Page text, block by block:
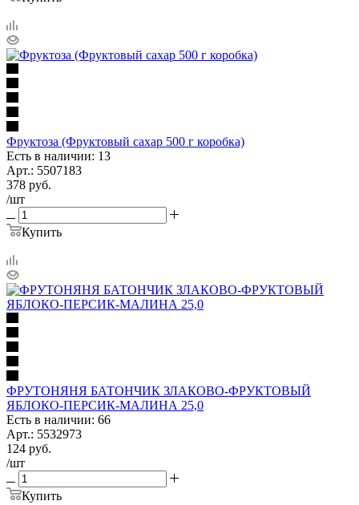
Фруктоза (Фруктовый сахар 500 г коробка)
Есть в наличии: 13
Арт.: 5507183
378 руб.
/шт
Купить
ФРУТОНЯНЯ БАТОНЧИК ЗЛАКОВО-ФРУКТОВЫЙ
ЯБЛОКО-ПЕРСИК-МАЛИНА 25,0
Есть в наличии: 66
Арт.: 5532973
124 руб.
/шт
Купить